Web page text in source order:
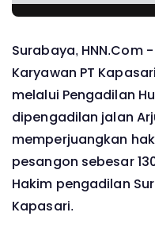
Surabaya, HNN.Com -
Karyawan PT
melalui Pengadilan
dipengadilan jalan
memperjuangkan
pesangon sebesar
Hakim pengadilan
Kapasari.